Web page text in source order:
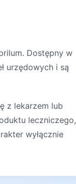
Dostępny w
urzędowych i są
z lekarzem lub
leczniczego,
wyłącznie